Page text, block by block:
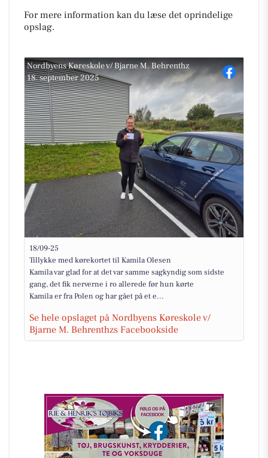
For mere information kan du læse det oprindelige
opslag.
Nordbyens Køreskole v/ Bjarne M. Behrenthz
18. september 2025
18/09-25
Tillykke med kørekortet til Kamila Olesen
Kamila var glad for at det var samme sagkyndig som sidste
gang, det fik nerverne i ro allerede før hun kørte
Kamila er fra Polen og har gået på et e...
Se hele opslaget på Nordbyens Køreskole v/
Bjarne M. Behrenthzs Facebookside